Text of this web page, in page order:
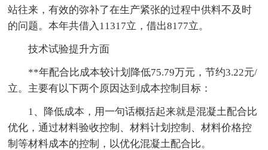
站往来，有效的弥补了在生产紧张的过程中供料不及时
的问题。本年共借入11317立，借出8177立。
技术试验提升方面
**年配合比成本较计划降低75.79万元，节约3.22元/
立。主要有以下两个原因达到成本控制目标：
1、降低成本，用一句话概括起来就是混凝土配合比
优化，通过材料验收控制、材料计划控制、材料价格控
制等材料成本的控制，以优化混凝土配合比。